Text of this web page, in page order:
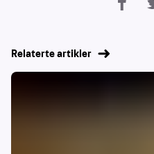
Relaterte artikler